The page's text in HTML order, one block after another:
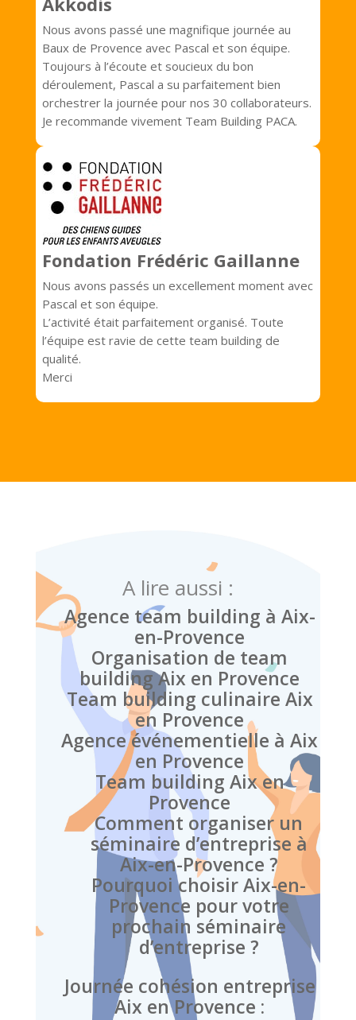
Nous avons passé une magnifique journée au
Baux de Provence avec Pascal et son équipe.
Toujours à l’écoute et soucieux du bon
déroulement, Pascal a su parfaitement bien
orchestrer la journée pour nos 30 collaborateurs.
Je recommande vivement Team Building PACA.
Fondation Frédéric Gaillanne
Nous avons passés un excellement moment avec
Pascal et son équipe.
L’activité était parfaitement organisé. Toute
l’équipe est ravie de cette team building de
qualité.
Merci
A lire aussi :
Agence team building à Aix-
en-Provence
Organisation de team
building Aix en Provence
Team building culinaire Aix
en Provence
Agence événementielle à Aix
en Provence
Team building Aix en
Provence
Comment organiser un
séminaire d’entreprise à
Aix-en-Provence ?
Pourquoi choisir Aix-en-
Provence pour votre
prochain séminaire
d’entreprise ?
Journée cohésion entreprise
Aix en Provence :